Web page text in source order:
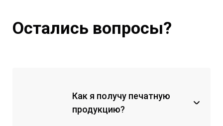
Остались вопросы?
Как я получу печатную
продукцию?